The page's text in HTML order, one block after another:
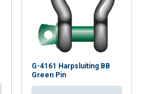
G-4161 Harpsluiting BB
Green Pin